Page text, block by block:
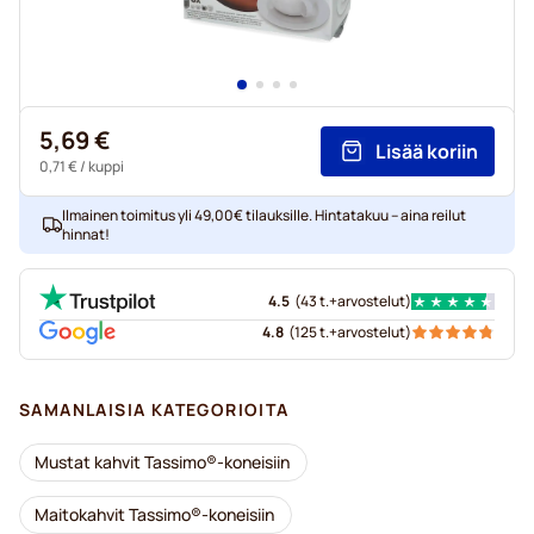
5,69 €
0,71 €/ kuppi
Lisää koriin
Ilmainen toimitus yli 49,00€ tilauksille. Hintatakuu – aina reilut
hinnat!
4.5 (43 t.+arvostelut)
4.8 (125 t.+arvostelut)
SAMANLAISIA KATEGORIOITA
Mustat kahvit Tassimo®-koneisiin
Maitokahvit Tassimo®-koneisiin